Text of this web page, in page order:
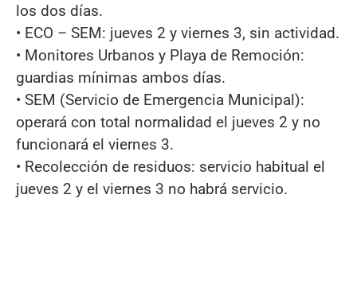
los dos días.
• ECO – SEM: jueves 2 y viernes 3, sin actividad.
• Monitores Urbanos y Playa de Remoción:
guardias mínimas ambos días.
• SEM (Servicio de Emergencia Municipal):
operará con total normalidad el jueves 2 y no
funcionará el viernes 3.
• Recolección de residuos: servicio habitual el
jueves 2 y el viernes 3 no habrá servicio.